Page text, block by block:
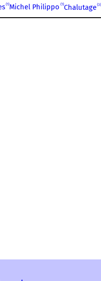
1 Michel Philippo 1 Chalutage 3